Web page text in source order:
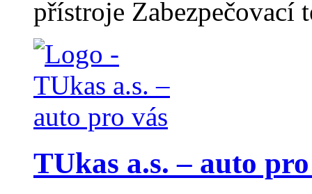
přístroje Zabezpečovací
TUkas a.s. – auto